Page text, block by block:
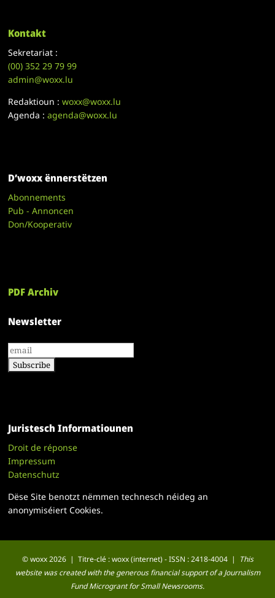
Kontakt
Sekretariat :
(00)352 29 79 99
admin@woxx.lu
Redaktioun :woxx@woxx.lu
Agenda :agenda@woxx.lu
D’woxx ënnerstëtzen
Abonnements
Pub - Annoncen
Don/Kooperativ
PDF Archiv
Newsletter
Juristesch Informatiounen
Droit de réponse
Impressum
Datenschutz
Dëse Site benotzt nëmmen technesch néideg an
anonymiséiert Cookies.
© woxx 2026 | Titre-clé : woxx (internet) - ISSN : 2418-4004 |
This
website was created with the generous financial support of a Journalism
Fund Microgrant for Small Newsrooms.